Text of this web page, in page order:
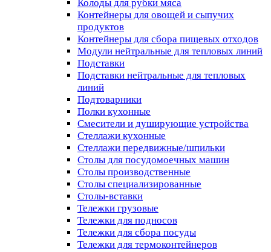
Колоды для рубки мяса
Контейнеры для овощей и сыпучих
продуктов
Контейнеры для сбора пищевых отходов
Модули нейтральные для тепловых линий
Подставки
Подставки нейтральные для тепловых
линий
Подтоварники
Полки кухонные
Смесители и душирующие устройства
Стеллажи кухонные
Стеллажи передвижные/шпильки
Столы для посудомоечных машин
Столы производственные
Столы специализированные
Столы-вставки
Тележки грузовые
Тележки для подносов
Тележки для сбора посуды
Тележки для термоконтейнеров